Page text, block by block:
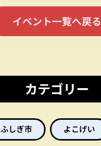
イベント一覧へ戻る
カテゴリー
ふしぎ市 よこげい